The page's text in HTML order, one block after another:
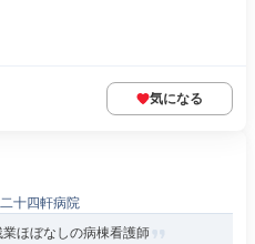
気になる
十四軒病院
ほぼなしの病棟看護師